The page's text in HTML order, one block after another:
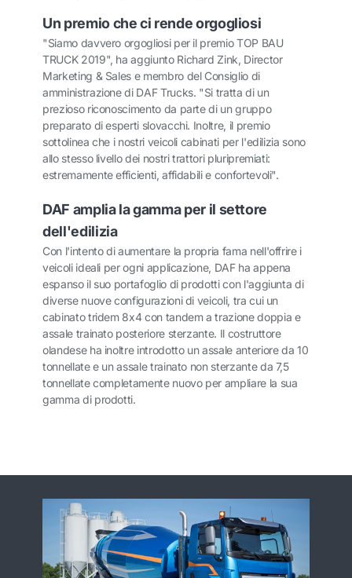
Un premio che ci rende orgogliosi
"Siamo davvero orgogliosi per il premio TOP BAU
TRUCK 2019", ha aggiunto Richard Zink, Director
Marketing & Sales e membro del Consiglio di
amministrazione di DAF Trucks. "Si tratta di un
prezioso riconoscimento da parte di un gruppo
preparato di esperti slovacchi. Inoltre, il premio
sottolinea che i nostri veicoli cabinati per l'edilizia sono
allo stesso livello dei nostri trattori pluripremiati:
estremamente efficienti, affidabili e confortevoli".
DAF amplia la gamma per il settore
dell'edilizia
Con l'intento di aumentare la propria fama nell'offrire i
veicoli ideali per ogni applicazione, DAF ha appena
espanso il suo portafoglio di prodotti con l'aggiunta di
diverse nuove configurazioni di veicoli, tra cui un
cabinato tridem 8x4 con tandem a trazione doppia e
assale trainato posteriore sterzante. Il costruttore
olandese ha inoltre introdotto un assale anteriore da 10
tonnellate e un assale trainato non sterzante da 7,5
tonnellate completamente nuovo per ampliare la sua
gamma di prodotti.